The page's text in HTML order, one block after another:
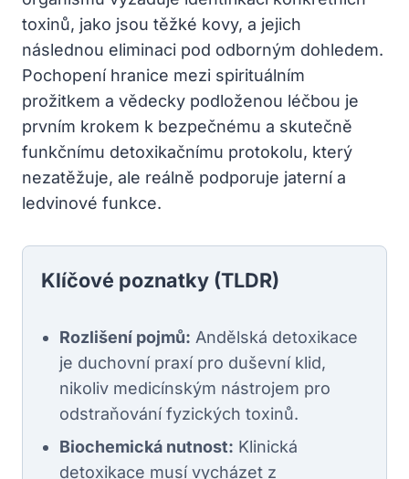
toxinů, jako jsou těžké kovy, a jejich
následnou eliminaci pod odborným dohledem.
Pochopení hranice mezi spirituálním
prožitkem a vědecky podloženou léčbou je
prvním krokem k bezpečnému a skutečně
funkčnímu detoxikačnímu protokolu, který
nezatěžuje, ale reálně podporuje jaterní a
ledvinové funkce.
Klíčové poznatky (TLDR)
Rozlišení pojmů: Andělská detoxikace
je duchovní praxí pro duševní klid,
nikoliv medicínským nástrojem pro
odstraňování fyzických toxinů.
Biochemická nutnost: Klinická
detoxikace musí vycházet z